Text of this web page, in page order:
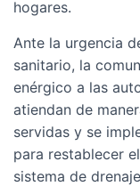
hogares.
Ante la urgencia
sanitario, la
enérgico a las
atiendan de
servidas y se
para restablecer
sistema de